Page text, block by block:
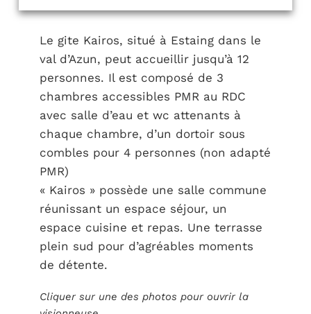
Le gite Kairos, situé à Estaing dans le
val d’Azun, peut accueillir jusqu’à 12
personnes. Il est composé de 3
chambres accessibles PMR au RDC
avec salle d’eau et wc attenants à
chaque chambre, d’un dortoir sous
combles pour 4 personnes (non adapté
PMR)
« Kairos » possède une salle commune
réunissant un espace séjour, un
espace cuisine et repas. Une terrasse
plein sud pour d’agréables moments
de détente.
Cliquer sur une des photos pour ouvrir la